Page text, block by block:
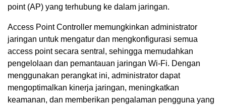
point (AP) yang terhubung ke dalam jaringan.
Access Point Controller memungkinkan administrator
jaringan untuk mengatur dan mengkonfigurasi semua
access point secara sentral, sehingga memudahkan
pengelolaan dan pemantauan jaringan Wi-Fi. Dengan
menggunakan perangkat ini, administrator dapat
mengoptimalkan kinerja jaringan, meningkatkan
keamanan, dan memberikan pengalaman pengguna yang